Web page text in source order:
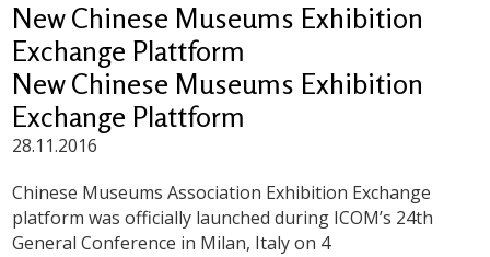
New Chinese Museums Exhibition
Exchange Plattform
New Chinese Museums Exhibition
Exchange Plattform
28.11.2016
Chinese Museums Association Exhibition Exchange
platform was officially launched during ICOM’s 24th
General Conference in Milan, Italy on 4